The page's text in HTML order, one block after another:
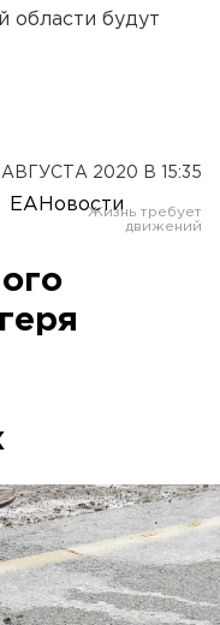
области будут
2020 В 15:35
ЕАНовости